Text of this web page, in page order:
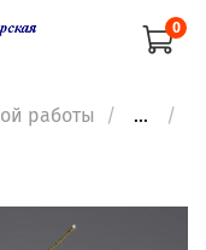
0
работы
...